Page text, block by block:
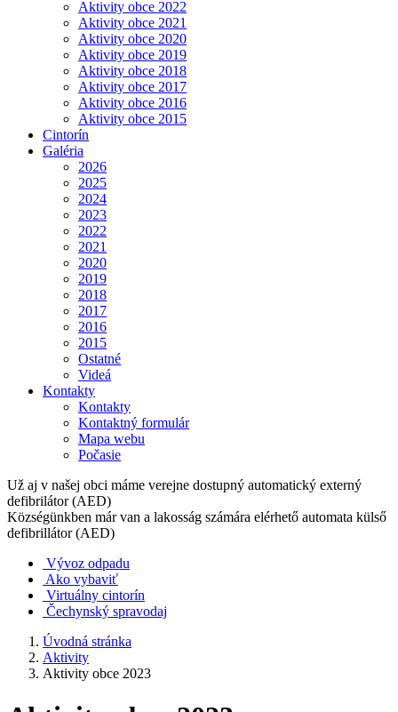
Aktivity obce 2022
Aktivity obce 2021
Aktivity obce 2020
Aktivity obce 2019
Aktivity obce 2018
Aktivity obce 2017
Aktivity obce 2016
Aktivity obce 2015
Cintorín
Galéria
2026
2025
2024
2023
2022
2021
2020
2019
2018
2017
2016
2015
Ostatné
Videá
Kontakty
Kontakty
Kontaktný formulár
Mapa webu
Počasie
Už aj v našej obci máme verejne dostupný automatický externý
defibrilátor (AED)
Községünkben már van a lakosság számára elérhető automata külső
defibrillátor (AED)
Vývoz odpadu
Ako vybaviť
Virtuálny cintorín
Čechynský spravodaj
Úvodná stránka
Aktivity
Aktivity obce 2023